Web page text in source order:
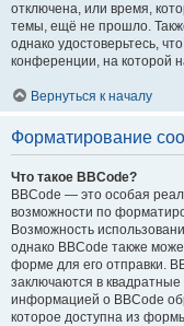
отключена, или время,
темы, ещё не прошло.
однако удостоверьтесь,
конференции, на которой
Вернуться к началу
Форматирование
Что такое BBCode?
BBCode — это особая
возможности по
Возможность
однако BBCode также
форме для его отправки.
заключаются в квадратные
информацией о BBCode
которое доступна из